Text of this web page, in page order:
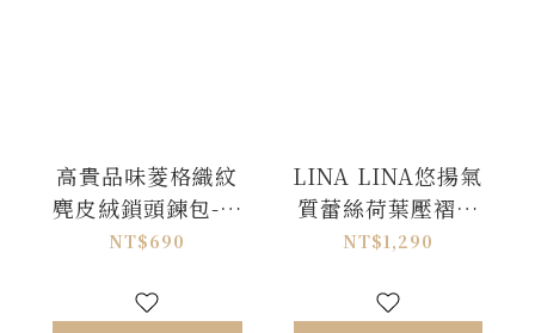
高貴品味菱格織紋
麂皮絨鎖頭鍊包-拿
鐵卡
NT$690
LINA LINA悠揚氣
質蕾絲荷葉壓褶蝴
蝶結洋裝-純潔白
NT$1,290